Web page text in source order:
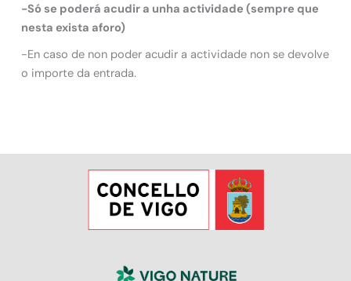
-Só se poderá acudir a unha actividade (sempre que
nesta exista aforo)
-En caso de non poder acudir a actividade non se devolve
o importe da entrada.